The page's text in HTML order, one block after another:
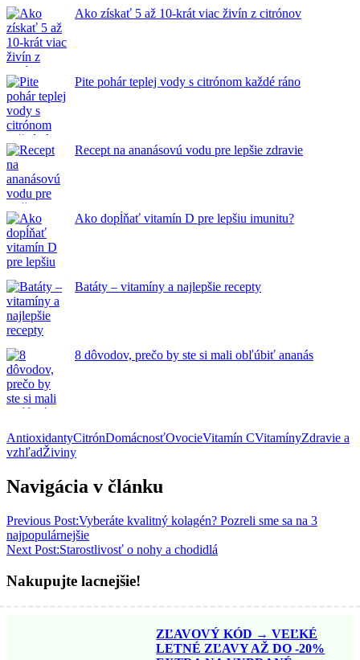
Ako získať 5 až 10-krát viac živín z citrónov
Pite pohár teplej vody s citrónom každé ráno
Recept na ananásovú vodu pre lepšie zdravie
Ako dopĺňať vitamín D pre lepšiu imunitu?
Batáty – vitamíny a najlepšie recepty
8 dôvodov, prečo by ste si mali obľúbiť ananás
AntioxidantyCitrónDomácnosťOvocieVitamín CVitamínyZdravie a
vzhľadŽiviny
Navigácia v článku
Previous Post:Vyberáte kvalitný kolagén? Pozreli sme sa na 3
najpopulárnejšie
Next Post:Starostlivosť o nohy a chodidlá
Nakupujte lacnejšie!
ZĽAVOVÝ KÓD → VEĽKÉ
LETNÉ ZĽAVY AŽ DO -20%